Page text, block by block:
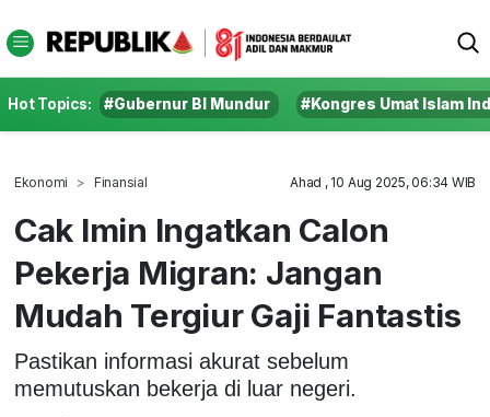
Hot Topics: #Gubernur BI Mundur #Kongres Umat Islam
Ekonomi Finansial Ahad , 10 Aug 2025, 06:34 WIB
Cak Imin Ingatkan Calon
Pekerja Migran: Jangan
Mudah Tergiur Gaji Fantastis
Pastikan informasi akurat sebelum
memutuskan bekerja di luar negeri.